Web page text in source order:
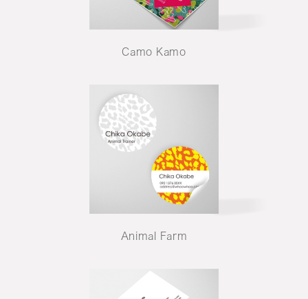
Camo Kamo
Animal Farm